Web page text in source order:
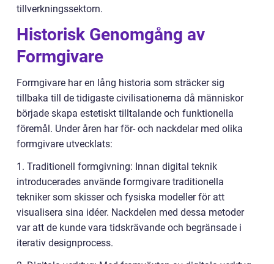
tillverkningssektorn.
Historisk Genomgång av
Formgivare
Formgivare har en lång historia som sträcker sig
tillbaka till de tidigaste civilisationerna då människor
började skapa estetiskt tilltalande och funktionella
föremål. Under åren har för- och nackdelar med olika
formgivare utvecklats:
1. Traditionell formgivning: Innan digital teknik
introducerades använde formgivare traditionella
tekniker som skisser och fysiska modeller för att
visualisera sina idéer. Nackdelen med dessa metoder
var att de kunde vara tidskrävande och begränsade i
iterativ designprocess.